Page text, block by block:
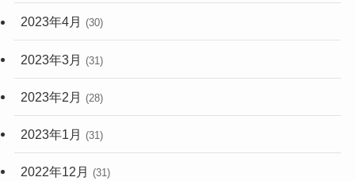
2023年4月 (30)
2023年3月 (31)
2023年2月 (28)
2023年1月 (31)
2022年12月 (31)